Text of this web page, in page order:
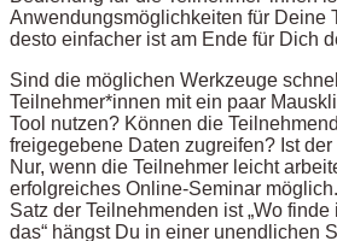
Anwendungsmöglichkeiten für Deine
desto einfacher ist am Ende für Dich
Sind die möglichen Werkzeuge
Teilnehmer*innen mit ein paar
Tool nutzen? Können die
freigegebene Daten zugreifen? Ist
Nur, wenn die Teilnehmer leicht
erfolgreiches Online-Seminar
Satz der Teilnehmenden ist „Wo
das“ hängst Du in einer unendlichen